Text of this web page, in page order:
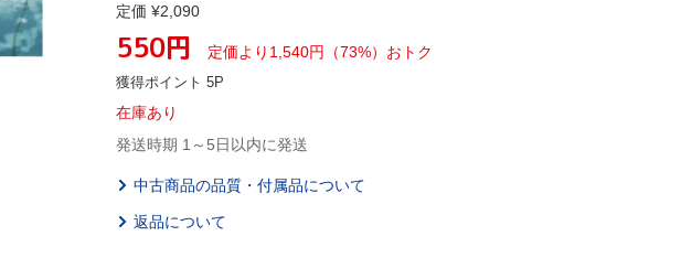
定価 ¥2,090
550円 定価より1,540円（73%）おトク
獲得ポイント 5P
在庫あり
発送時期 1～5日以内に発送
中古商品の品質・付属品について
返品について